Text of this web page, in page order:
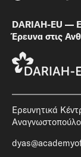
DARIAH-EU —
Έρευνα στις
Ερευνητικά